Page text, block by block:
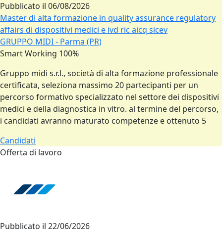
Pubblicato il 06/08/2026
Master di alta formazione in quality assurance regulatory
affairs di dispositivi medici e ivd ric aicq sicev
GRUPPO MIDI - Parma (PR)
Smart Working 100%
Gruppo midi s.r.l., società di alta formazione professionale
certificata, seleziona massimo 20 partecipanti per un
percorso formativo specializzato nel settore dei dispositivi
medici e della diagnostica in vitro. al termine del percorso,
i candidati avranno maturato competenze e ottenuto 5
Candidati
Offerta di lavoro
Pubblicato il 22/06/2026